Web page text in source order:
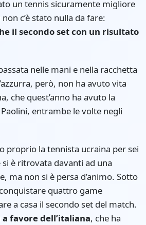
un tennis sicuramente migliore
c’è stato nulla da fare:
il secondo set con un risultato
nelle mani e nella racchetta
però, non ha avuto vita
che quest’anno ha avuto la
entrambe le volte negli
proprio la tennista ucraina per sei
si è ritrovata davanti ad una
ma non si è persa d’animo. Sotto
quattro game
a casa il secondo set del match.
a favore dell’italiana, che ha